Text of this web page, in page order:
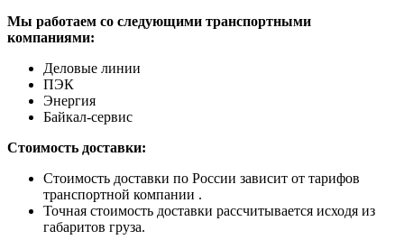
Мы работаем со следующими транспортными
компаниями:
Деловые линии
ПЭК
Энергия
Байкал-сервис
Стоимость доставки:
Стоимость доставки по России зависит от тарифов
транспортной компании .
Точная стоимость доставки рассчитывается исходя из
габаритов груза.